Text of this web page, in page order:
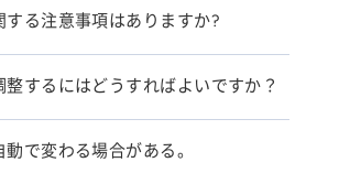
する注意事項はありますか?
整するにはどうすればよいですか？
で変わる場合がある。